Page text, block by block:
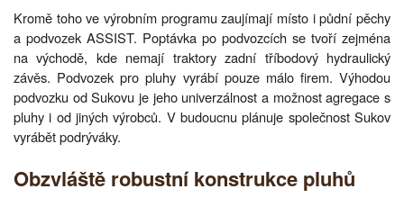
Kromě toho ve výrobním programu zaujímají místo i půdní pěchy
a podvozek ASSIST. Poptávka po podvozcích se tvoří zejména
na východě, kde nemají traktory zadní tříbodový hydraulický
závěs. Podvozek pro pluhy vyrábí pouze málo firem. Výhodou
podvozku od Sukovu je jeho univerzálnost a možnost agregace s
pluhy i od jiných výrobců. V budoucnu plánuje společnost Sukov
vyrábět podrýváky.
Obzvláště robustní konstrukce pluhů